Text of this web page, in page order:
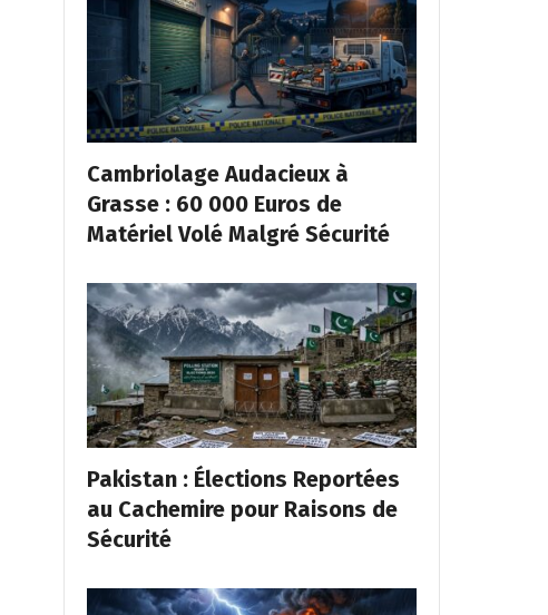
Cambriolage Audacieux à
Grasse : 60 000 Euros de
Matériel Volé Malgré Sécurité
Pakistan : Élections Reportées
au Cachemire pour Raisons de
Sécurité